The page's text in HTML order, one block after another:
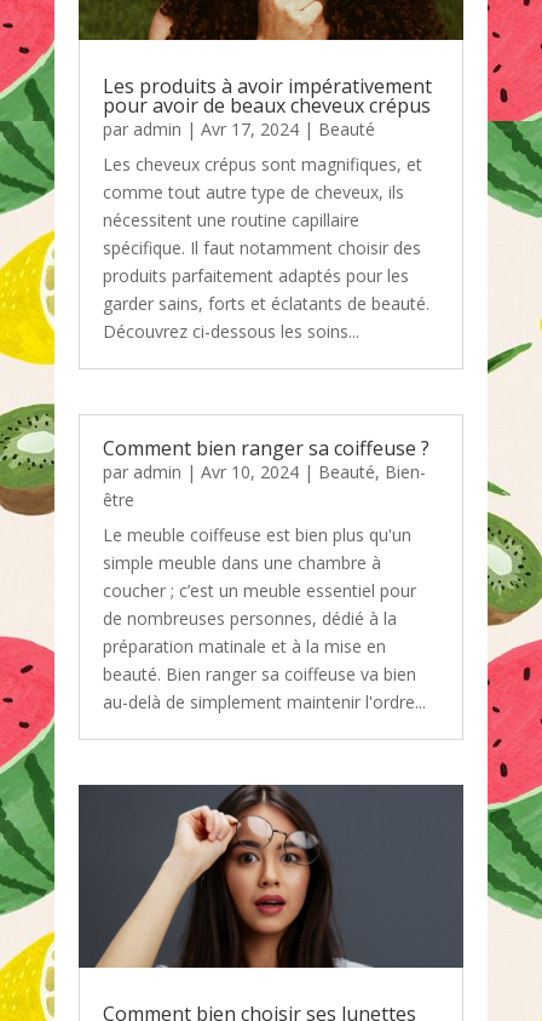
Les produits à avoir impérativement
pour avoir de beaux cheveux crépus
par admin | Avr 17, 2024| Beauté
Les cheveux crépus sont magnifiques, et
comme tout autre type de cheveux, ils
nécessitent une routine capillaire
spécifique. Il faut notamment choisir des
produits parfaitement adaptés pour les
garder sains, forts et éclatants de beauté.
Découvrez ci-dessous les soins...
Comment bien ranger sa coiffeuse ?
par admin | Avr 10, 2024| Beauté, Bien-
être
Le meuble coiffeuse est bien plus qu'un
simple meuble dans une chambre à
coucher ; c’est un meuble essentiel pour
de nombreuses personnes, dédié à la
préparation matinale et à la mise en
beauté. Bien ranger sa coiffeuse va bien
au-delà de simplement maintenir l'ordre...
Comment bien choisir ses lunettes